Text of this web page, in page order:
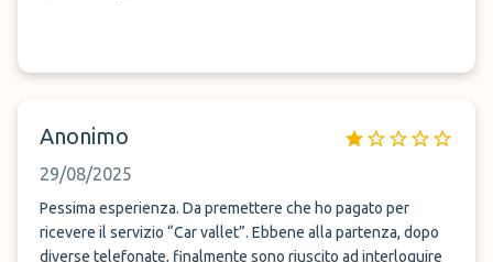
Anonimo
29/08/2025
Pessima esperienza. Da premettere che ho pagato per
ricevere il servizio “Car vallet”. Ebbene alla partenza, dopo
diverse telefonate, finalmente sono riuscito ad interloquire